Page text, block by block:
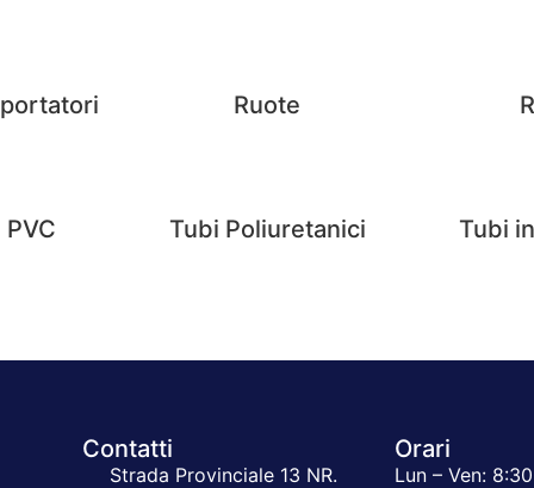
Ruote
Tubi Poliuretanici Tubi
Contatti
Strada Provinciale 13 NR.
Orari
Lun – Ven: